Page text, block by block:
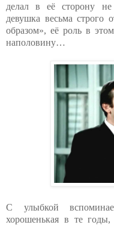
делал в её сторону
девушка весьма строго
образом», её роль в
наполовину…
С улыбкой
хорошенькая в те